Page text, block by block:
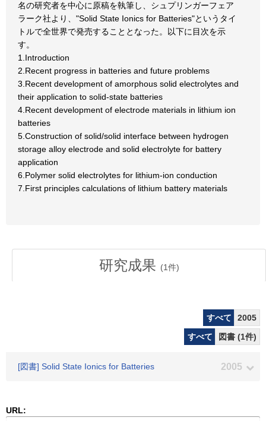
名の研究者を中心に原稿を執筆し、シュプリンガーフェア
ラーク社より、"Solid State Ionics for Batteries"というタイ
トルで全世界で発売することとなった。以下に目次を示
す。
1.Introduction
2.Recent progress in batteries and future problems
3.Recent development of amorphous solid electrolytes and
their application to solid-state batteries
4.Recent development of electrode materials in lithium ion
batteries
5.Construction of solid/solid interface between hydrogen
storage alloy electrode and solid electrolyte for battery
application
6.Polymer solid electrolytes for lithium-ion conduction
7.First principles calculations of lithium battery materials
研究成果 (1件)
すべて
2005
すべて
図書 (1件)
[図書] Solid State Ionics for Batteries 2005
URL: